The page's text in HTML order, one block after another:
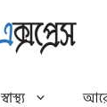
স্বাস্থ্য